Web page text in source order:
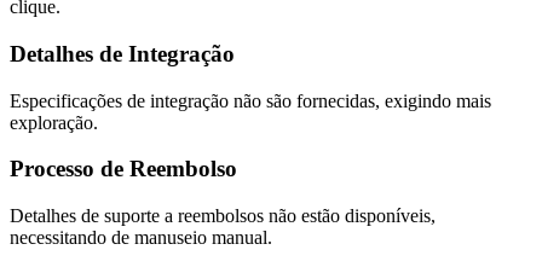
clique.
Detalhes de Integração
Especificações de integração não são fornecidas, exigindo mais
exploração.
Processo de Reembolso
Detalhes de suporte a reembolsos não estão disponíveis,
necessitando de manuseio manual.